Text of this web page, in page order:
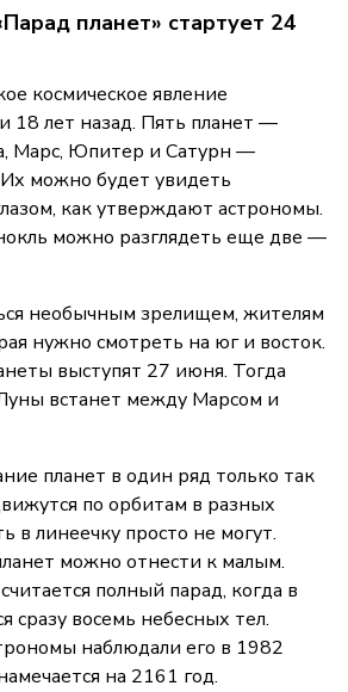
планет» стартует 24
космическое явление
18 лет назад. Пять планет —
Марс, Юпитер и Сатурн —
можно будет увидеть
как утверждают астрономы.
можно разглядеть еще две —
необычным зрелищем, жителям
нужно смотреть на юг и восток.
выступят 27 июня. Тогда
встанет между Марсом и
планет в один ряд только так
по орбитам в разных
в линеечку просто не могут.
можно отнести к малым.
полный парад, когда в
сразу восемь небесных тел.
наблюдали его в 1982
на 2161 год.